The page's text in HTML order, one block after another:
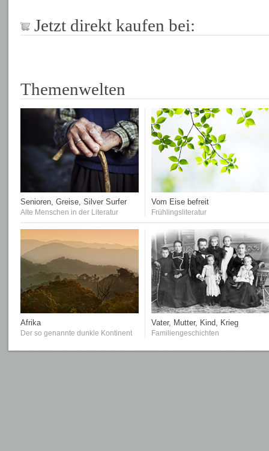
Jetzt direkt kaufen bei:
Themenwelten
Senioren, Greise, Silver Surfer
Alte Menschen in der Literatur
Vom Eise befreit
Frühlingsliteratur
Afrika
Der so genannte dunkle Kontinent
Vater, Mutter, Kind, Krieg
Familiengeschichten